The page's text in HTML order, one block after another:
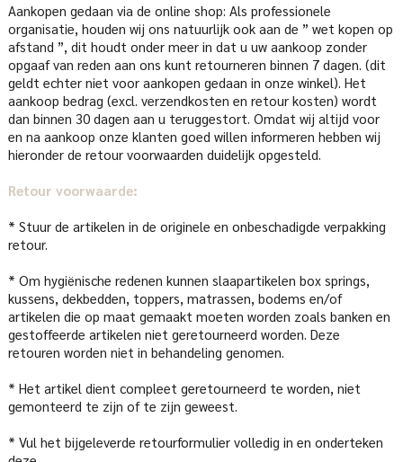
Aankopen gedaan via de online shop: Als professionele
organisatie, houden wij ons natuurlijk ook aan de ” wet kopen op
afstand ”, dit houdt onder meer in dat u uw aankoop zonder
opgaaf van reden aan ons kunt retourneren binnen 7 dagen. (dit
geldt echter niet voor aankopen gedaan in onze winkel). Het
aankoop bedrag (excl. verzendkosten en retour kosten) wordt
dan binnen 30 dagen aan u teruggestort. Omdat wij altijd voor
en na aankoop onze klanten goed willen informeren hebben wij
hieronder de retour voorwaarden duidelijk opgesteld.
Retour voorwaarde:
* Stuur de artikelen in de originele en onbeschadigde verpakking
retour.
* Om hygiënische redenen kunnen slaapartikelen box springs,
kussens, dekbedden, toppers, matrassen, bodems en/of
artikelen die op maat gemaakt moeten worden zoals banken en
gestoffeerde artikelen niet geretourneerd worden. Deze
retouren worden niet in behandeling genomen.
* Het artikel dient compleet geretourneerd te worden, niet
gemonteerd te zijn of te zijn geweest.
* Vul het bijgeleverde retourformulier volledig in en onderteken